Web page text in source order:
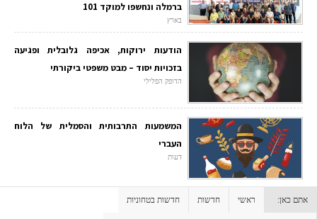
ברמלה ונחשפו למוקד 101
בארץ
הודעות ירוקות, אכיפה גלובלית ופגיעה
בזכויות יסוד – מבט משפטי ביקורתי
הדופק הפלילי
המשמעות התרבותית והסמלית של הלוח
העברי
דעות
אתם כאן: ראשי חדשות חדשות בטחוניות